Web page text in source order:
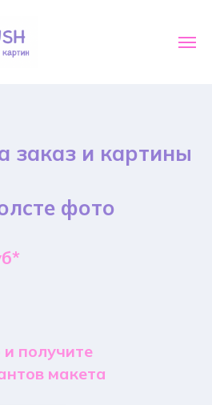
заказ и картины
фото
получите
макета